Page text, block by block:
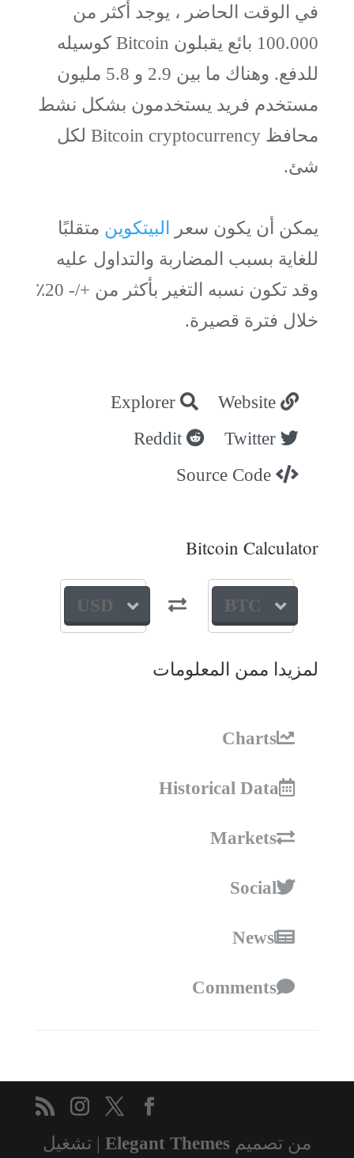
في الوقت الحاضر ، يوجد أكثر من
100.000 بائع يقبلون Bitcoin كوسيله
للدفع. وهناك ما بين 2.9 و 5.8 مليون
مستخدم فريد يستخدمون بشكل نشط
محافظ Bitcoin cryptocurrency لكل
شئ.
يمكن أن يكون سعر البيتكوين متقلبًا
للغاية بسبب المضاربة والتداول عليه
وقد تكون نسبه التغير بأكثر من +/- 20٪
خلال فترة قصيرة.
Website
Explorer
Twitter
Reddit
Source Code
Bitcoin Calculator
BTC
USD
لمزيدا ممن المعلومات
Charts
Historical Data
Markets
Social
News
Comments
من تصميم Elegant Themes | تشغيل